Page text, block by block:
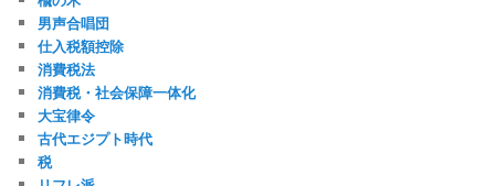
男声合唱団
仕入税額控除
消費税法
消費税・社会保障一体化
大宝律令
古代エジプト時代
税